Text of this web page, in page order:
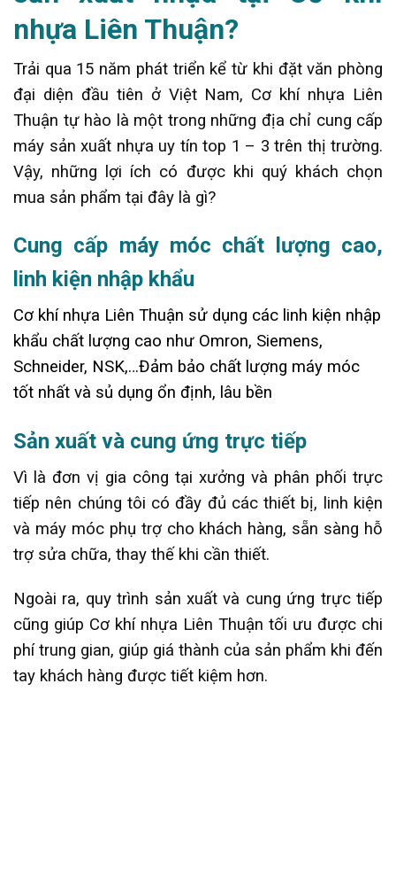
nhựa Liên Thuận?
Trải qua 15 năm phát triển kể từ khi đặt văn phòng
đại diện đầu tiên ở Việt Nam, Cơ khí nhựa Liên
Thuận tự hào là một trong những địa chỉ cung cấp
máy sản xuất nhựa uy tín top 1 – 3 trên thị trường.
Vậy, những lợi ích có được khi quý khách chọn
mua sản phẩm tại đây là gì?
Cung cấp máy móc chất lượng cao,
linh kiện nhập khẩu
Cơ khí nhựa Liên Thuận sử dụng các linh kiện nhập
khẩu chất lượng cao như Omron, Siemens,
Schneider, NSK,…Đảm bảo chất lượng máy móc
tốt nhất và sủ dụng ổn định, lâu bền
Sản xuất và cung ứng trực tiếp
Vì là đơn vị gia công tại xưởng và phân phối trực
tiếp nên chúng tôi có đầy đủ các thiết bị, linh kiện
và máy móc phụ trợ cho khách hàng, sẵn sàng hỗ
trợ sửa chữa, thay thế khi cần thiết.
Ngoài ra, quy trình sản xuất và cung ứng trực tiếp
cũng giúp Cơ khí nhựa Liên Thuận tối ưu được chi
phí trung gian, giúp giá thành của sản phẩm khi đến
tay khách hàng được tiết kiệm hơn.